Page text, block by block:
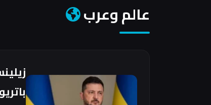
عالم وعرب